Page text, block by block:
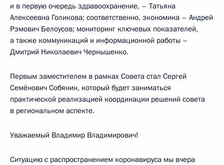
и в первую очередь здравоохранение, – Татьяна
Алексеевна Голикова; соответственно, экономика – Андрей
Рэмович Белоусов; мониторинг ключевых показателей,
а также коммуникаций и информационной работы –
Дмитрий Николаевич Чернышенко.
Первым заместителем в рамках Совета стал Сергей
Семёнович Собянин, который будет заниматься
практической реализацией координации решений совета
в региональном аспекте.
Уважаемый Владимир Владимирович!
Ситуацию с распространением коронавируса мы вчера